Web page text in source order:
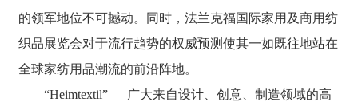
的领军地位不可撼动。同时，法兰克福国际家用及商用纺
织品展览会对于流行趋势的权威预测使其一如既往地站在
全球家纺用品潮流的前沿阵地。
“Heimtextil” — 广大来自设计、创意、制造领域的高